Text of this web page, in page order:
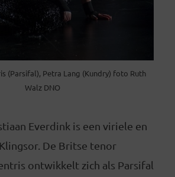
(Parsifal), Petra Lang (Kundry) foto Ruth
Walz DNO
Everdink is een viriele en
De Britse tenor
ontwikkelt zich als Parsifal